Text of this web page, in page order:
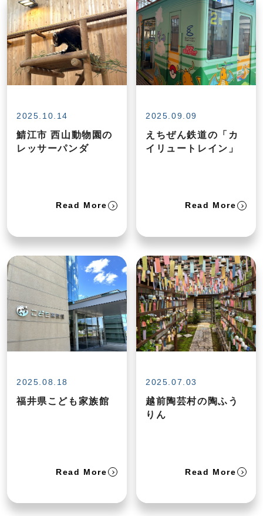
2025.10.14
鯖江市 西山動物園の
レッサーパンダ
Read More
2025.09.09
えちぜん鉄道の「カ
イリュートレイン」
Read More
2025.08.18
福井県こども家族館
Read More
2025.07.03
越前陶芸村の陶ふう
りん
Read More